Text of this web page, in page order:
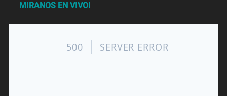
MIRANOS EN VIVO!